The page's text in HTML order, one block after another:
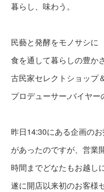
暮らし、味わう。
民藝と発酵をモノサシに
食を通して暮らしの豊か
古民家セレクトショップ
プロデューサー,バイヤー
昨日14:30にある企画の
があったのですが、営業
時間までどなたもお越し
遂に開店以来初のお客様